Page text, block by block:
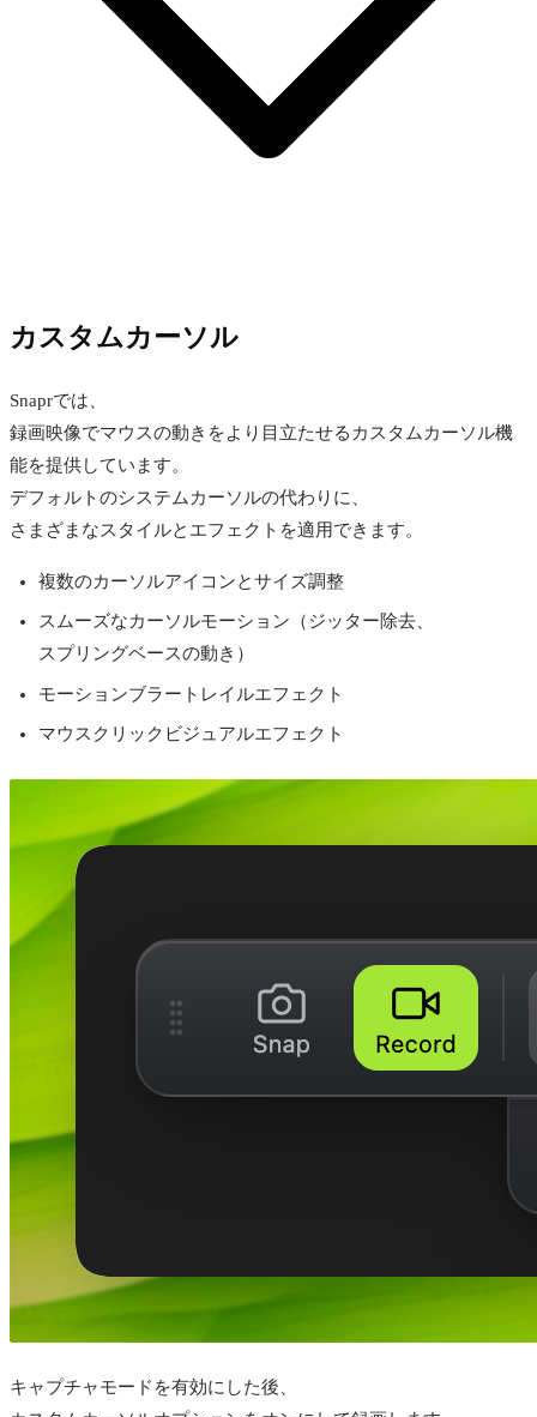
カスタムカーソル
Snaprでは、
録画映像でマウスの動きをより目立たせるカスタムカーソル機
能を提供しています。
デフォルトのシステムカーソルの代わりに、
さまざまなスタイルとエフェクトを適用できます。
複数のカーソルアイコンとサイズ調整
スムーズなカーソルモーション（ジッター除去、
スプリングベースの動き）
モーションブラートレイルエフェクト
マウスクリックビジュアルエフェクト
キャプチャモードを有効にした後、